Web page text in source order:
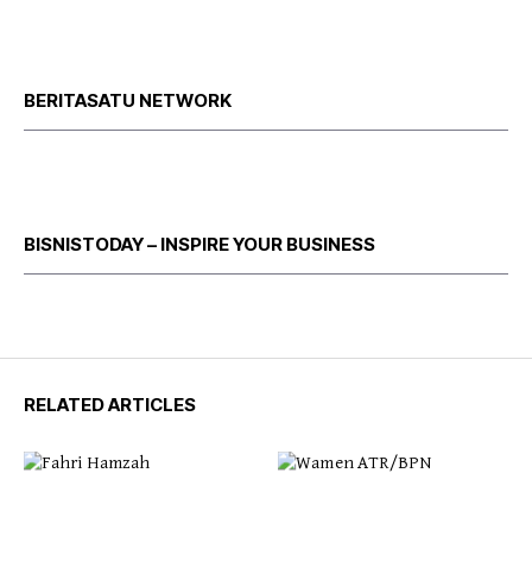
BERITASATU NETWORK
BISNISTODAY – INSPIRE YOUR BUSINESS
RELATED ARTICLES